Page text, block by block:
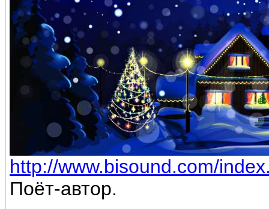
http://www.bisound.com/
Поёт-автор.